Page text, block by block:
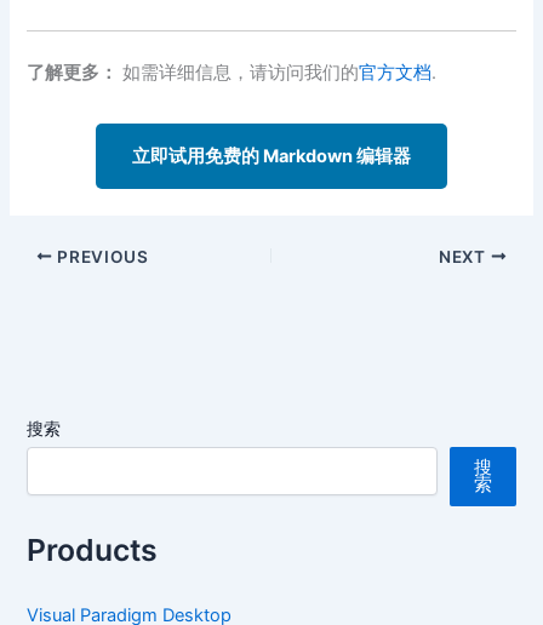
了解更多： 如需详细信息，请访问我们的官方文档.
立即试用免费的 Markdown 编辑器
PREVIOUS NEXT
搜索
搜
索
Products
Visual Paradigm Desktop